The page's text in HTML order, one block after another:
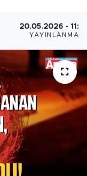
20.05.2026 -
YAYINLANMA